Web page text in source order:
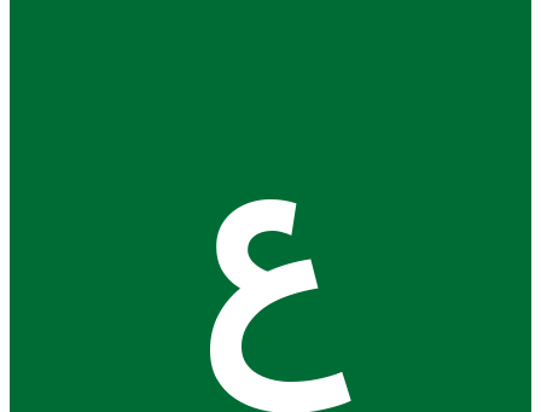
ع